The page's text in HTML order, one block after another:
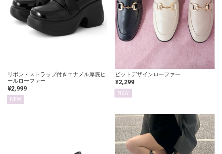
リボン・ストラップ付きエナメル厚底ヒ
ールローファー
¥2,999
NEW
ビットデザインローファー
¥2,299
NEW